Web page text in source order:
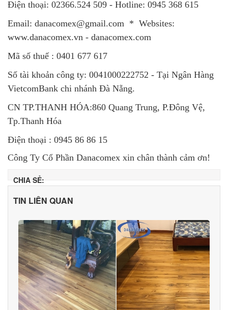
Điện thoại: 02366.524 509 - Hotline: 0945 368 615
Email: danacomex@gmail.com * Websites:
www.danacomex.vn - danacomex.com
Mã số thuế : 0401 677 617
Số tài khoản công ty: 0041000222752 - Tại Ngân Hàng
VietcomBank chi nhánh Đà Nẵng.
CN TP.THANH HÓA:860 Quang Trung, P.Đông Vệ,
Tp.Thanh Hóa
Điện thoại : 0945 86 86 15
Công Ty Cổ Phần Danacomex xin chân thành cảm ơn!
CHIA SẺ:
TIN LIÊN QUAN